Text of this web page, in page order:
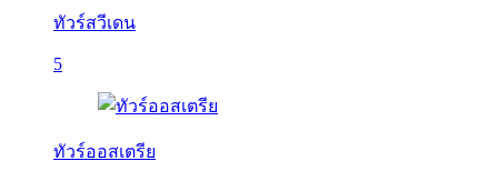
ทัวร์สวีเดน
5
ทัวร์ออสเตรีย